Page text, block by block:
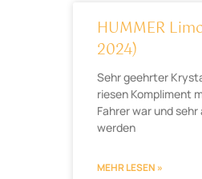
HUMMER
2024)
Sehr geehrter
riesen Kompliment
Fahrer war und
werden
MEHR LESEN »